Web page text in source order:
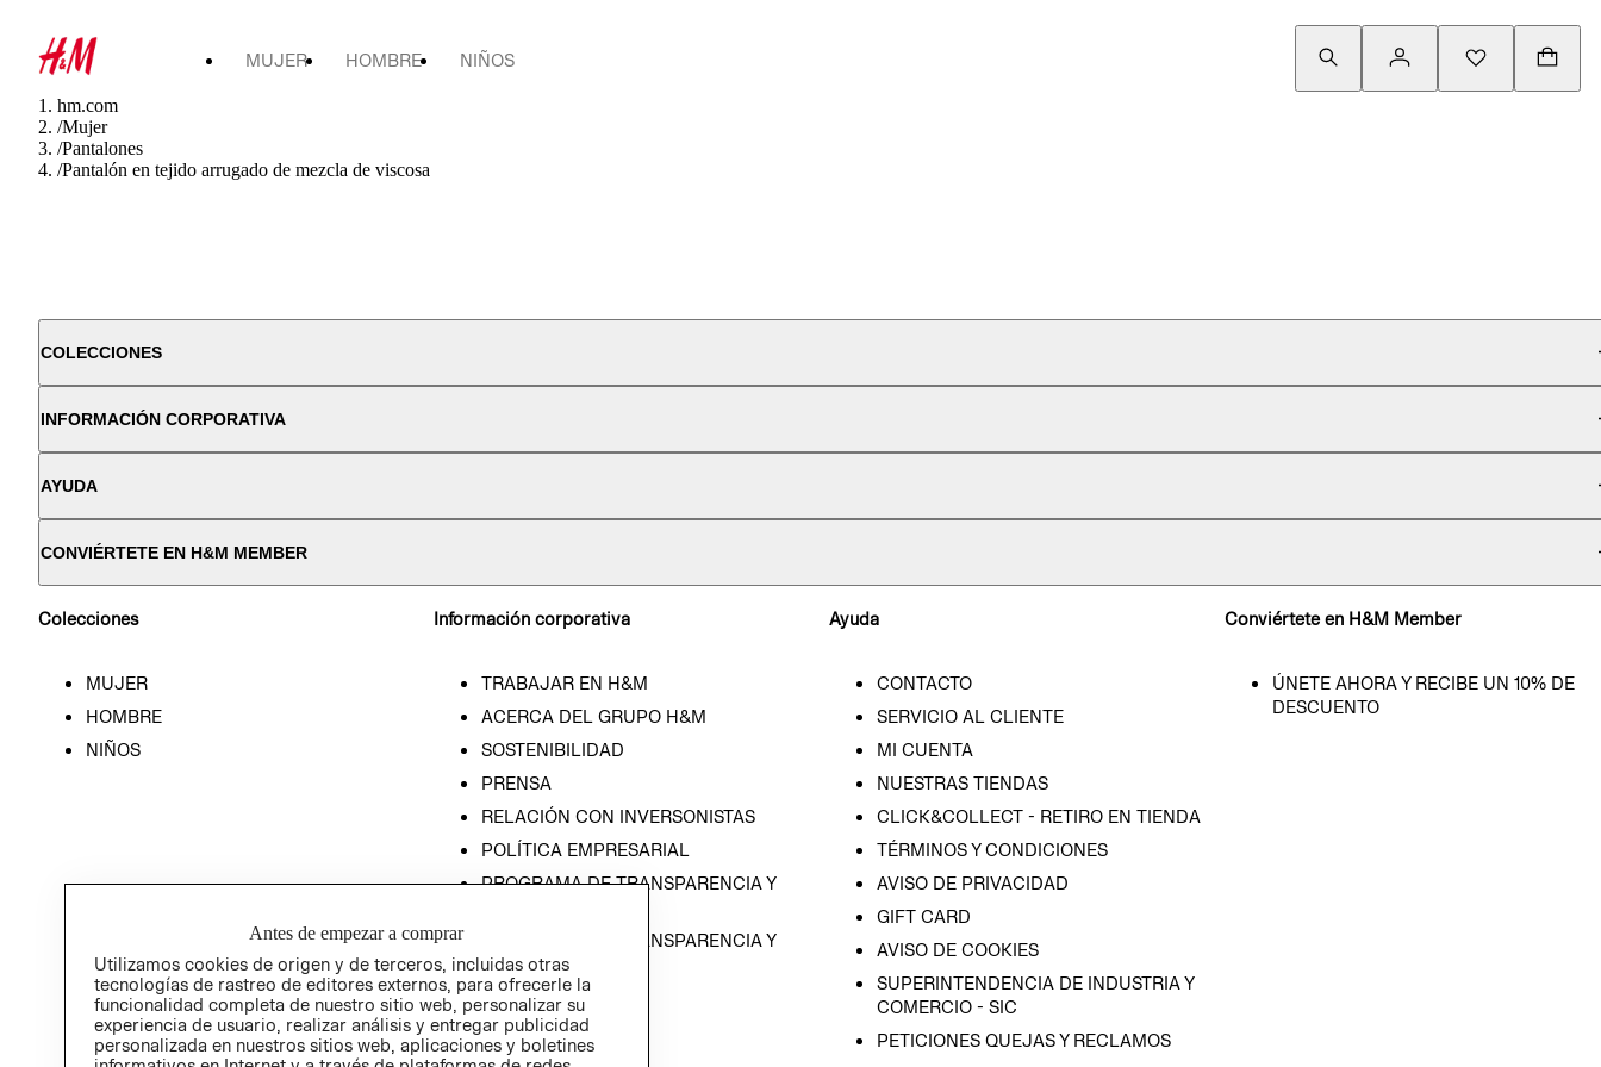
MUJER HOMBRE NIÑOS
hm.com
/Mujer
/Pantalones
/Pantalón en tejido arrugado de mezcla de viscosa
COLECCIONES
INFORMACIÓN CORPORATIVA
AYUDA
CONVIÉRTETE EN H&M MEMBER
Colecciones
MUJER
HOMBRE
NIÑOS
Información corporativa
TRABAJAR EN H&M
ACERCA DEL GRUPO H&M
SOSTENIBILIDAD
PRENSA
RELACIÓN CON INVERSONISTAS
POLÍTICA EMPRESARIAL
PROGRAMA DE TRANSPARENCIA Y
PROGRAMA DE TRANSPARENCIA Y
ÉTICA (INGLÉS)
Ayuda
CONTACTO
SERVICIO AL CLIENTE
MI CUENTA
NUESTRAS TIENDAS
CLICK&COLLECT - RETIRO EN TIENDA
TÉRMINOS Y CONDICIONES
AVISO DE PRIVACIDAD
GIFT CARD
AVISO DE COOKIES
SUPERINTENDENCIA DE INDUSTRIA Y
COMERCIO - SIC
PETICIONES QUEJAS Y RECLAMOS
Conviértete en H&M Member
ÚNETE AHORA Y RECIBE UN 10% DE
DESCUENTO
Antes de empezar a comprar
Utilizamos cookies de origen y de terceros, incluidas otras
tecnologías de rastreo de editores externos, para ofrecerle la
funcionalidad completa de nuestro sitio web, personalizar su
experiencia de usuario, realizar análisis y entregar publicidad
personalizada en nuestros sitios web, aplicaciones y boletines